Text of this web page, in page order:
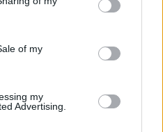
of my
my
Advertising.
daran, ihre Heimat zu verteidigen.
Daniel Morgan